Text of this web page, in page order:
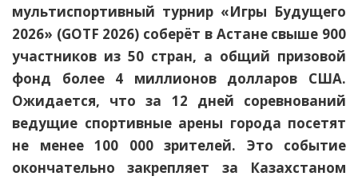
мультиспортивный турнир «Игры Будущего
2026» (GOTF 2026) соберёт в Астане свыше 900
участников из 50 стран, а общий призовой
фонд более 4 миллионов долларов США.
Ожидается, что за 12 дней соревнований
ведущие спортивные арены города посетят
не менее 100 000 зрителей. Это событие
окончательно закрепляет за Казахстаном